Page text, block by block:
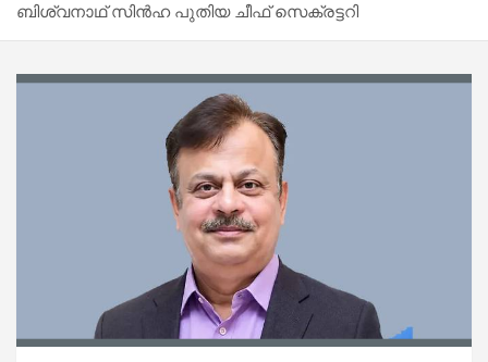
ബിശ്വനാഥ് സിൻഹ പുതിയ ചീഫ് സെക്രട്ടറി